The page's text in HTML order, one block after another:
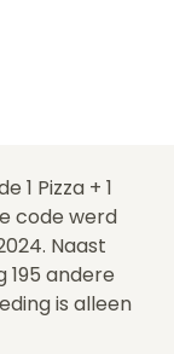
1 Pizza + 1
code werd
Naast
andere
is alleen